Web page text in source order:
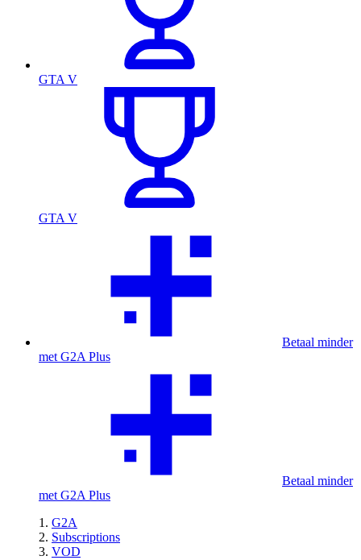
GTA V
GTA V
Betaal minder
met G2A Plus
Betaal minder
met G2A Plus
G2A
Subscriptions
VOD